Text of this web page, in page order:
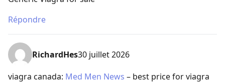
Répondre
RichardHes30 juillet 2026
viagra canada: Med Men News – best price for viagra